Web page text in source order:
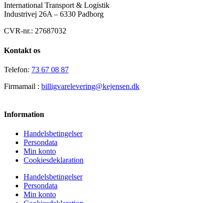
International Transport & Logistik
Industrivej 26A – 6330 Padborg
CVR-nr.: 27687032
Kontakt os
Telefon: 73 67 08 87
Firmamail : billigvarelevering@kejensen.dk
Information
Handelsbetingelser
Persondata
Min konto
Cookiesdeklaration
Handelsbetingelser
Persondata
Min konto